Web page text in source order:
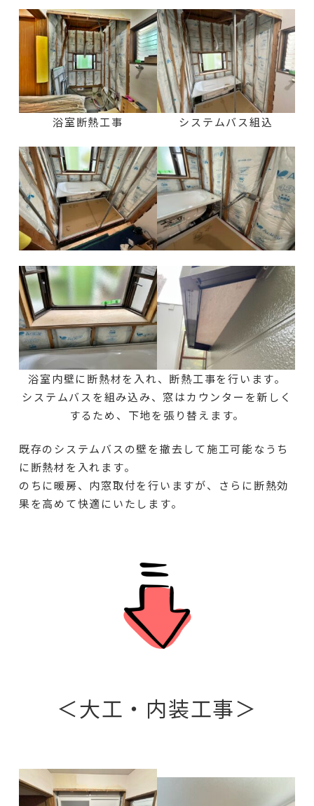
浴室断熱工事 システムバス組込
浴室内壁に断熱材を入れ、断熱工事を行います。
システムバスを組み込み、窓はカウンターを新しく
するため、下地を張り替えます。
既存のシステムバスの壁を撤去して施工可能なうち
に断熱材を入れます。
のちに暖房、内窓取付を行いますが、さらに断熱効
果を高めて快適にいたします。
＜大工・内装工事＞